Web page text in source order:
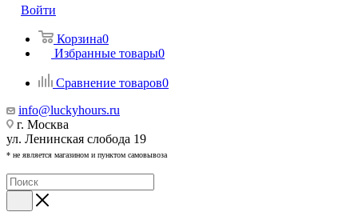
Войти
Корзина0
Избранные товары0
Сравнение товаров0
info@luckyhours.ru
г. Москва
ул. Ленинская слобода 19
* не является магазином и пунктом самовывоза